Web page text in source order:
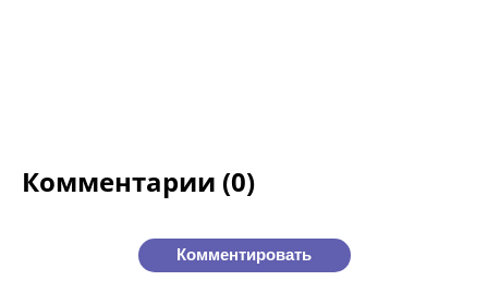
Комментарии (0)
Комментировать